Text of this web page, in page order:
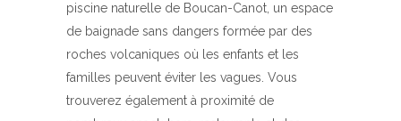
piscine naturelle de Boucan-Canot, un espace
de baignade sans dangers formée par des
roches volcaniques où les enfants et les
familles peuvent éviter les vagues. Vous
trouverez également à proximité de